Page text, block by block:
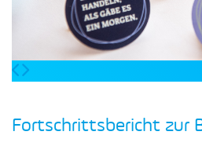
Fortschrittsbericht zur